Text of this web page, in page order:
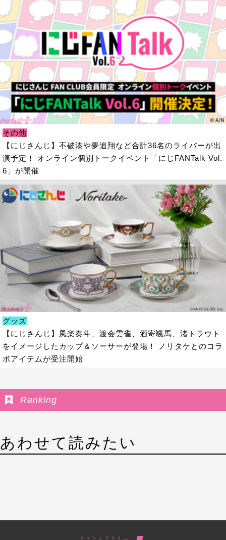
その他
【にじさんじ】不破湊や夢追翔など合計36名のライバーが出
演予定！ オンライン個別トークイベント「にじFANTalk Vol.
6」が開催
グッズ
【にじさんじ】風楽奏斗、渡会雲雀、酒寄颯馬、渚トラウト
をイメージしたカップ＆ソーサーが登場！ ノリタケとのコラ
ボアイテムが受注開始
Ranking
あわせて読みたい